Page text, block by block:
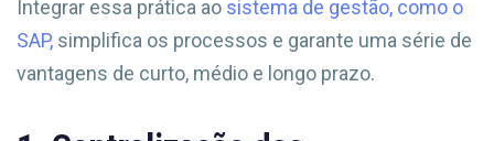
Integrar essa prática ao sistema de gestão, como o
SAP, simplifica os processos e garante uma série de
vantagens de curto, médio e longo prazo.